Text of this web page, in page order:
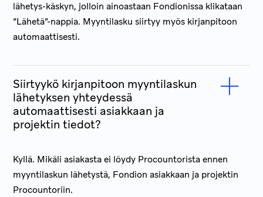
lähetys-käskyn, jolloin ainoastaan Fondionissa klikataan
“Lähetä”-nappia. Myyntilasku siirtyy myös kirjanpitoon
automaattisesti.
Siirtyykö kirjanpitoon myyntilaskun
lähetyksen yhteydessä
automaattisesti asiakkaan ja
projektin tiedot?
Kyllä. Mikäli asiakasta ei löydy Procountorista ennen
myyntilaskun lähetystä, Fondion asiakkaan ja projektin
Procountoriin.